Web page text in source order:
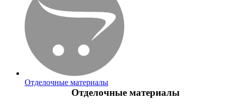
Отделочные материалы
Отделочные материалы